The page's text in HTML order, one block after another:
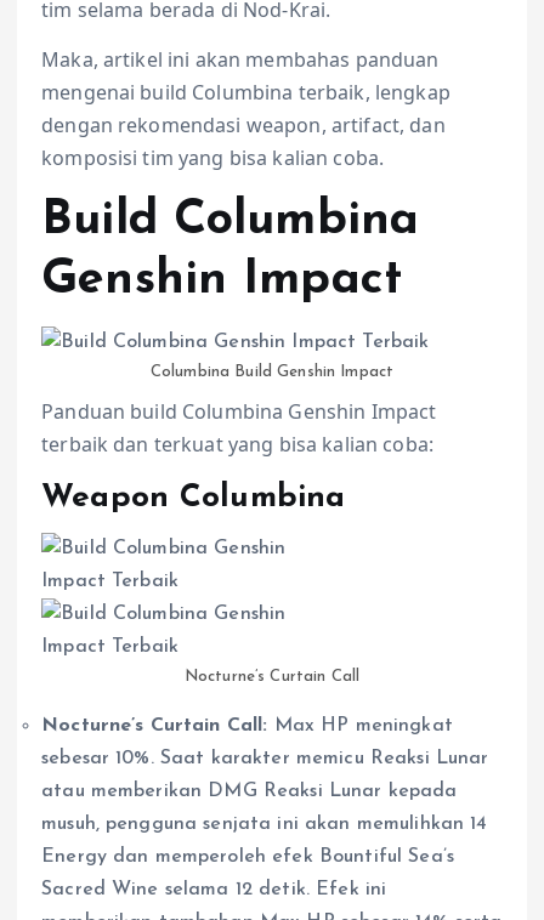
tim selama berada di Nod-Krai.
Maka, artikel ini akan membahas panduan
mengenai build Columbina terbaik, lengkap
dengan rekomendasi weapon, artifact, dan
komposisi tim yang bisa kalian coba.
Build Columbina
Genshin Impact
Columbina Build Genshin Impact
Panduan build Columbina Genshin Impact
terbaik dan terkuat yang bisa kalian coba:
Weapon Columbina
Nocturne’s Curtain Call
Nocturne’s Curtain Call: Max HP meningkat
sebesar 10%. Saat karakter memicu Reaksi Lunar
atau memberikan DMG Reaksi Lunar kepada
musuh, pengguna senjata ini akan memulihkan 14
Energy dan memperoleh efek Bountiful Sea’s
Sacred Wine selama 12 detik. Efek ini